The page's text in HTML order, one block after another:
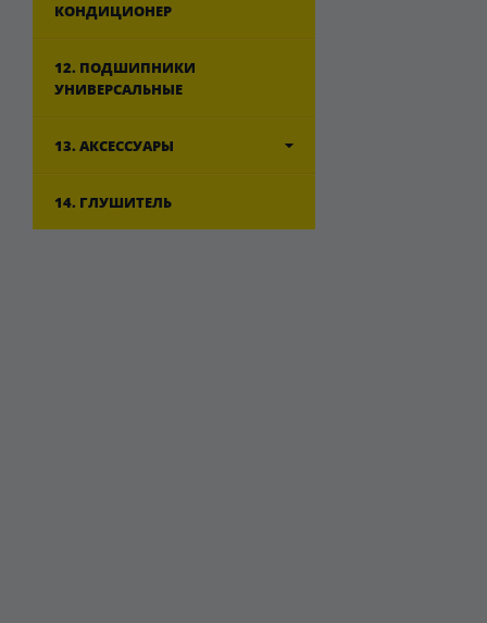
КОНДИЦИОНЕР
12. ПОДШИПНИКИ
УНИВЕРСАЛЬНЫЕ
13. АКСЕССУАРЫ
14. ГЛУШИТЕЛЬ